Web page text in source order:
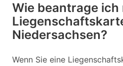
Wie beantrage ich
Niedersachsen?
Wenn Sie eine